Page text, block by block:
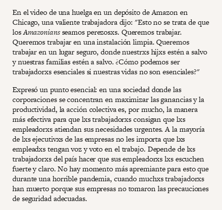
En el video de una huelga en un depósito de Amazon en
Chicago, una valiente trabajadora dijo: "Esto no se trata de que
losAmazoniansseamos perezosxs. Queremos trabajar.
Queremos trabajar en una instalación limpia. Queremos
trabajar en un lugar seguro, donde nuestrxs hijxs estén a salvo
y nuestras familias estén a salvo. ¿Cómo podemos ser
trabajadorxs esenciales si nuestras vidas no son esenciales?"
Expresó un punto esencial: en una sociedad donde las
corporaciones se concentran en maximizar las ganancias y la
productividad, la acción colectiva es, por mucho, la manera
más efectiva para que lxs trabajadorxs consigan que lxs
empleadorxs atiendan sus necesidades urgentes. A la mayoría
de lxs ejecutivxs de las empresas no les importa que lxs
empleadxs tengan voz y voto en el trabajo. Depende de lxs
trabajadorxs del país hacer que sus empleadorxs lxs escuchen
fuerte y claro. No hay momento más apremiante para esto que
durante una horrible pandemia, cuando muchxs trabajadorxs
han muerto porque sus empresas no tomaron las precauciones
de seguridad adecuadas.